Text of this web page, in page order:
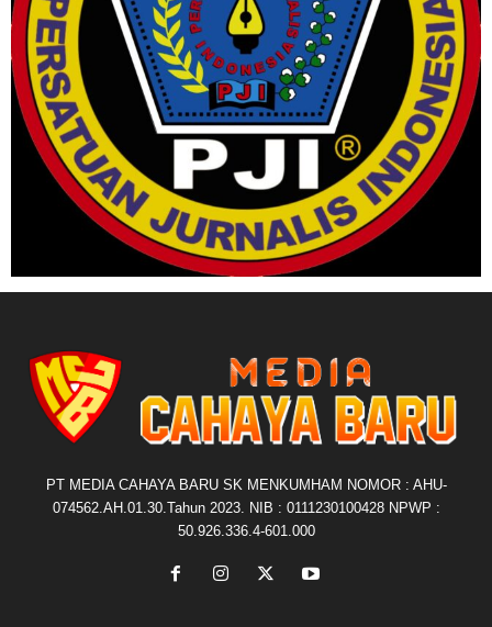
PT MEDIA CAHAYA BARU SK MENKUMHAM NOMOR : AHU-
074562.AH.01.30.Tahun 2023. NIB : 0111230100428 NPWP :
50.926.336.4-601.000